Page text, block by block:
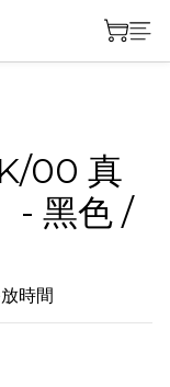
00 真
- 黑色 /
時間